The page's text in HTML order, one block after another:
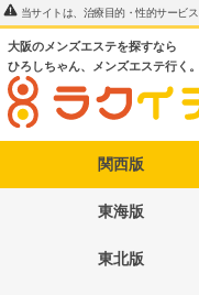
当サイトは、治療目的・性的サービ
大阪のメンズエステを探すなら
ひろしちゃん、メンズエステ行く
関西版
東海版
東北版